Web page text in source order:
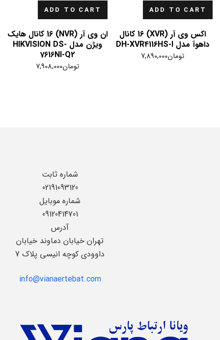
ADD TO CART
اکس وی آر (XVR) 16 کانال
داهوآ مدل DH-XVR4116HS-I
تومان7,890,000
ADD TO CART
ان وی آر (NVR) 16 کانال هایک
ویژن مدل HIKVISION DS-
7616NI-Q2
تومان7,908,000
شماره ثابت
02191093120
شماره موبایل
09120414701
آدرس
تهران خیابان دماوند خیابان
داوودی کوچه انیسی پلاک 7
info@vianaertebat.com